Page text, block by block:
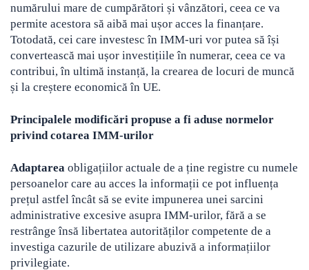
numărului mare de cumpărători și vânzători, ceea ce va
permite acestora să aibă mai ușor acces la finanțare.
Totodată, cei care investesc în IMM-uri vor putea să își
convertească mai ușor investițiile în numerar, ceea ce va
contribui, în ultimă instanță, la crearea de locuri de muncă
și la creștere economică în UE.
Principalele modificări propuse a fi aduse normelor
privind cotarea IMM-urilor
Adaptarea obligațiilor actuale de a ține registre cu numele
persoanelor care au acces la informații ce pot influența
prețul astfel încât să se evite impunerea unei sarcini
administrative excesive asupra IMM-urilor, fără a se
restrânge însă libertatea autorităților competente de a
investiga cazurile de utilizare abuzivă a informațiilor
privilegiate.